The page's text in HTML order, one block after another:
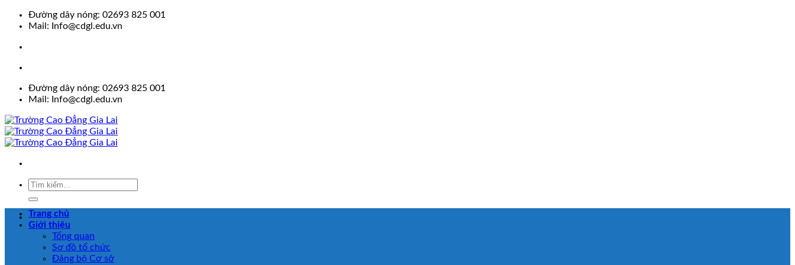
Skip
Đường dây nóng: 02693 825 001
Mail: Info@cdgl.edu.vn
Đường dây nóng: 02693 825 001
Mail: Info@cdgl.edu.vn
Trang chủ
Giới thiệu
Tổng quan
Sơ đồ tổ chức
Đảng bộ Cơ sở